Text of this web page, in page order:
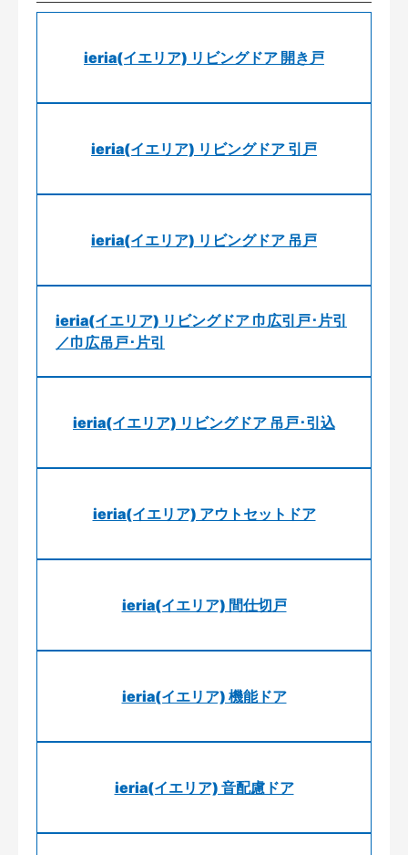
ieria(イエリア) リビングドア 開き戸
ieria(イエリア) リビングドア 引戸
ieria(イエリア) リビングドア 吊戸
ieria(イエリア) リビングドア 巾広引戸･片引
／巾広吊戸･片引
ieria(イエリア) リビングドア 吊戸･引込
ieria(イエリア) アウトセットドア
ieria(イエリア) 間仕切戸
ieria(イエリア) 機能ドア
ieria(イエリア) 音配慮ドア